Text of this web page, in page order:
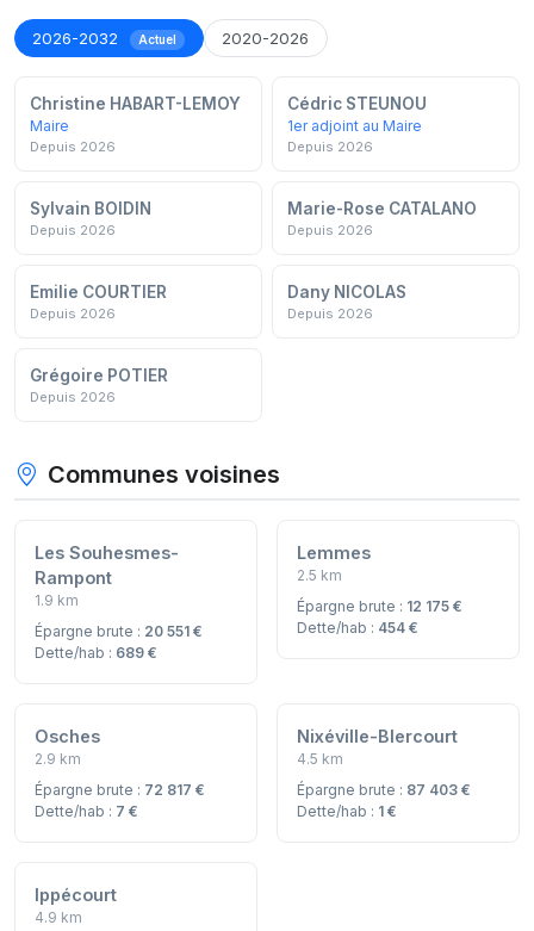
2026-2032 Actuel 2020-2026
Christine HABART-LEMOY
Maire
Depuis 2026
Cédric STEUNOU
1er adjoint au Maire
Depuis 2026
Sylvain BOIDIN
Depuis 2026
Marie-Rose CATALANO
Depuis 2026
Emilie COURTIER
Depuis 2026
Dany NICOLAS
Depuis 2026
Grégoire POTIER
Depuis 2026
Communes voisines
Les Souhesmes-
Rampont
1.9 km
Épargne brute : 20 551 €
Dette/hab : 689 €
Lemmes
2.5 km
Épargne brute : 12 175 €
Dette/hab : 454 €
Osches
2.9 km
Épargne brute : 72 817 €
Dette/hab : 7 €
Nixéville-Blercourt
4.5 km
Épargne brute : 87 403 €
Dette/hab : 1 €
Ippécourt
4.9 km